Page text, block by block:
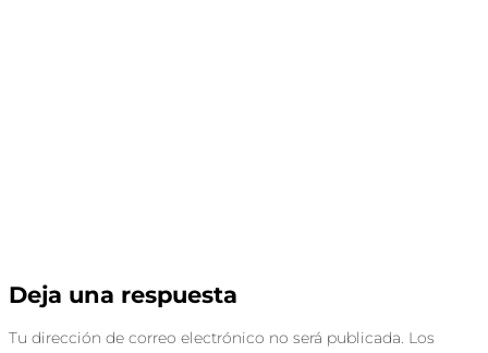
Deja una respuesta
Tu dirección de correo electrónico no será publicada. Los